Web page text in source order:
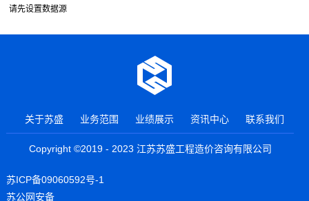
请先设置数据源
关于苏盛 业务范围 业绩展示 资讯中心 联系我们
Copyright ©2019 - 2023 江苏苏盛工程造价咨询有限公司
苏ICP备09060592号-1
苏公网安备